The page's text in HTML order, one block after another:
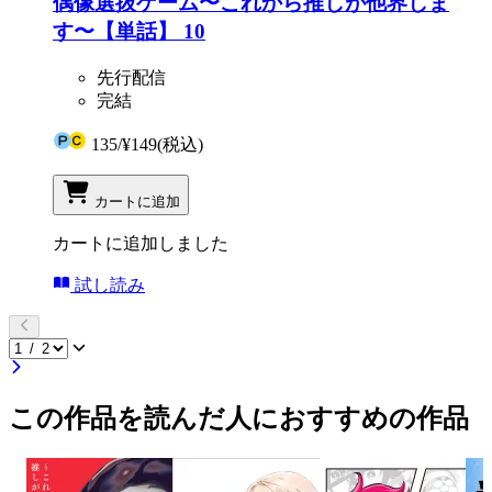
す〜【単話】 10
先行配信
完結
135/¥149(税込)
カートに追加
カートに追加しました
試し読み
この作品を読んだ人におすすめの作品